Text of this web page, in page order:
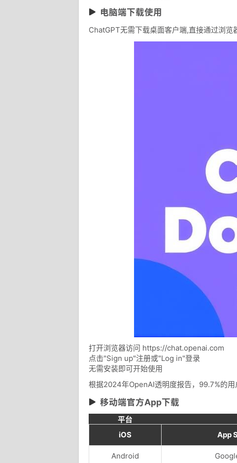
电脑端下载使用
ChatGPT无需下载桌面客户端,直接通过浏览
打开浏览器访问 https://chat.openai.com
点击"Sign up"注册或"Log in"登录
无需安装即可开始使用
根据2024年OpenAI透明度报告，99.7%的
移动端官方App下载
平台
iOS
App
Android